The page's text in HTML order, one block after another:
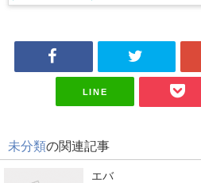
LINE
未分類の関連記事
エバ